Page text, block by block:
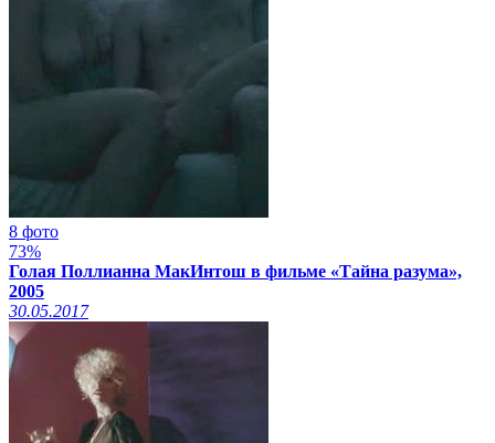
8 фото
73%
Голая Поллианна МакИнтош в фильме «Тайна разума»,
2005
30.05.2017